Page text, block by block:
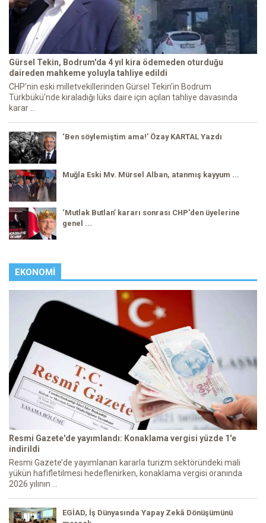
Gürsel Tekin, Bodrum'da 4 yıl kira ödemeden oturduğu
daireden mahkeme yoluyla tahliye edildi
CHP’nin eski milletvekillerinden Gürsel Tekin’in Bodrum
Türkbükü'nde kiraladığı lüks daire için açılan tahliye davasında
karar ...
‘Ben söylemiştim ama!’ Özay KARTAL Yazdı
Muğla Eski Mv. Mürsel Alban, atanmış kayyum ...
‘Mutlak Butlan’ kararı sonrası CHP'den üyelerine
genel ...
EKONOMI
Resmi Gazete'de yayımlandı: Konaklama vergisi yüzde 1'e
indirildi
Resmi Gazete’de yayımlanan kararla turizm sektöründeki mali
yükün hafifletilmesi hedeflenirken, konaklama vergisi oranında
2026 yılının ...
EGİAD, İş Dünyasında Yapay Zekâ Dönüşümünü